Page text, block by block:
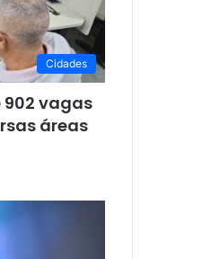
Cidades
902 vagas
áreas